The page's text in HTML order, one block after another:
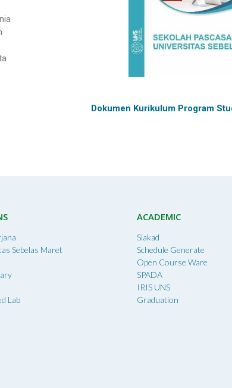
Dokumen Kurikulum Program
Sebelas Maret
Lab
ACADEMIC
Siakad
Schedule Generate
Open Course Ware
SPADA
IRIS UNS
Graduation